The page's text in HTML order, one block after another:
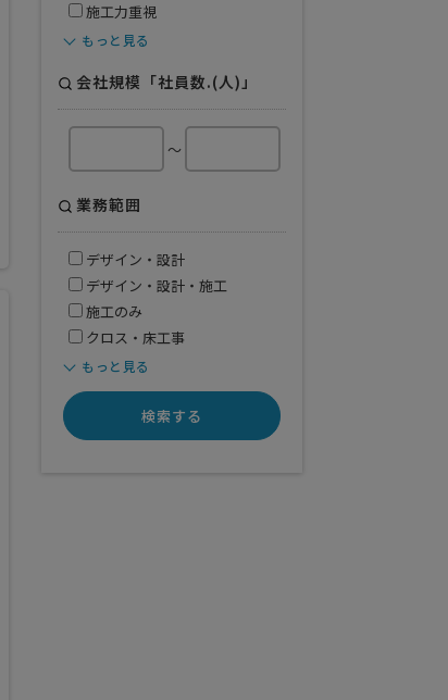
業務範囲
デザイン・設計
施工のみ
水周り工事
看板工事
備品・家具
その他
施工力重視
もっと見る
会社規模「社員数.(人)」
～
業務範囲
デザイン・設計
デザイン・設計・施工
施工のみ
クロス・床工事
もっと見る
検索する